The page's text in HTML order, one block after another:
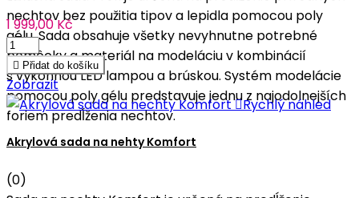
nechtov bez použitia tipov a lepidla pomocou poly
gélu. Sada obsahuje všetky nevyhnutne potrebné
pomôcky a materiál na modeláciu v kombinácií
s výkonnou LED lampou a brúskou. Systém modelácie
pomocou poly gélu predstavuje jednu z najodolnejších
foriem predĺženia nechtov.
1 999,00 Kč
 Přidat do košíku
Zobrazit
Rychlý náhled
Akrylová sada na nehty Komfort
(0)